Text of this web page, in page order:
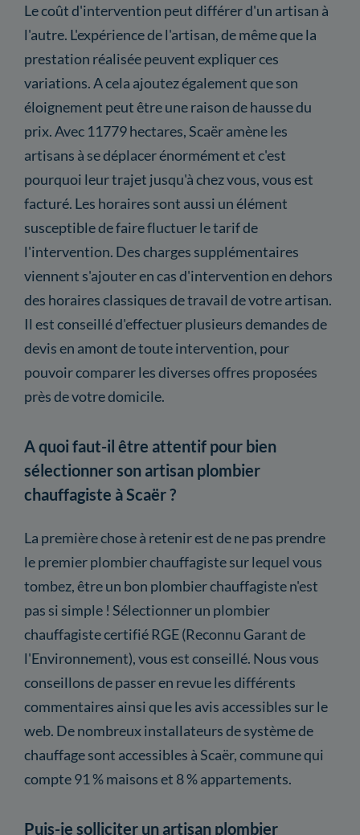
Le coût d'intervention peut différer d'un artisan à
l'autre. L'expérience de l'artisan, de même que la
prestation réalisée peuvent expliquer ces
variations. A cela ajoutez également que son
éloignement peut être une raison de hausse du
prix. Avec 11779 hectares, Scaër amène les
artisans à se déplacer énormément et c'est
pourquoi leur trajet jusqu'à chez vous, vous est
facturé. Les horaires sont aussi un élément
susceptible de faire fluctuer le tarif de
l'intervention. Des charges supplémentaires
viennent s'ajouter en cas d'intervention en dehors
des horaires classiques de travail de votre artisan.
Il est conseillé d'effectuer plusieurs demandes de
devis en amont de toute intervention, pour
pouvoir comparer les diverses offres proposées
près de votre domicile.
A quoi faut-il être attentif pour bien
sélectionner son artisan plombier
chauffagiste à Scaër ?
La première chose à retenir est de ne pas prendre
le premier plombier chauffagiste sur lequel vous
tombez, être un bon plombier chauffagiste n'est
pas si simple ! Sélectionner un plombier
chauffagiste certifié RGE (Reconnu Garant de
l'Environnement), vous est conseillé. Nous vous
conseillons de passer en revue les différents
commentaires ainsi que les avis accessibles sur le
web. De nombreux installateurs de système de
chauffage sont accessibles à Scaër, commune qui
compte 91 % maisons et 8 % appartements.
Puis-je solliciter un artisan plombier